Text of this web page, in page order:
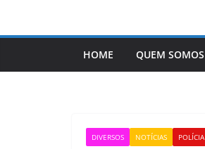
HOME QUEM SOMOS
DIVERSOS NOTÍCIAS POLÍCIA